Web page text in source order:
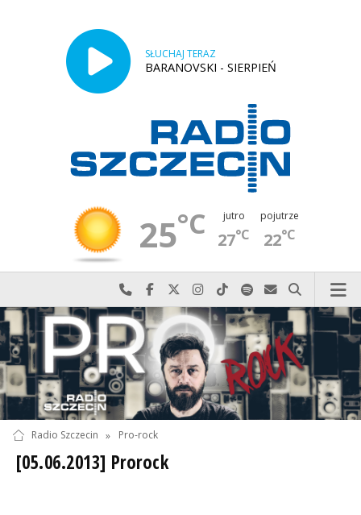
SŁUCHAJ TERAZ
BARANOVSKI - SIERPIEŃ
25°C jutro
27°C
pojutrze
22°C
Najlepiej po prostu do nas zadzwoń
Odwiedź nas na Facebook-u
Odwiedź nas na X
Odwiedź nas na Instagram-ie
Odwiedź nas na TikTok-u
Szukaj nas na Spotify
Wyślij do nas
Szukaj
Radio Szczecin » Pro-rock
[05.06.2013] Prorock